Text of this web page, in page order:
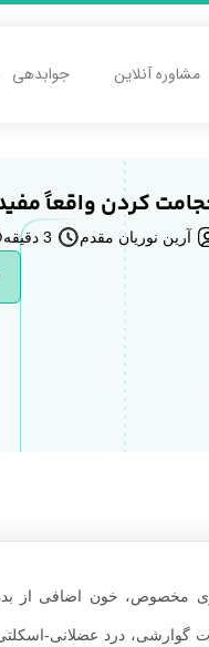
مشاوره آنلاین جوابدهی
کردن واقعاً
آرین نوریان مقدم 3 دقیقه
مخصوص، خون اضافی از
گوارشی، درد عضلانی-